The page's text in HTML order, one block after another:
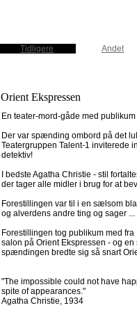
Tidligere Andet
Orient Ekspressen
En teater-mord-gåde med
Der var spænding ombord på det
Teatergruppen Talent-1 inviterede
detektiv!
I bedste Agatha Christie - stil
der tager alle midler i brug for at
Forestillingen var til i en sælsom
og alverdens andre ting og sager
Forestillingen tog publikum med
salon på Orient Ekspressen - og
spændingen bredte sig så snart
"The impossible could not have
spite of appearances."
Agatha Christie, 1934